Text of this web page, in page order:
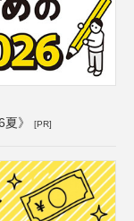
》 [PR]